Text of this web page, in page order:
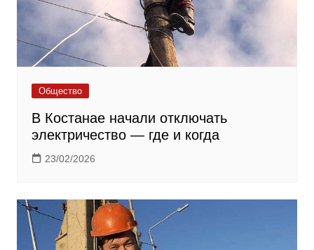
Общество
В Костанае начали отключать
электричество — где и когда
23/02/2026